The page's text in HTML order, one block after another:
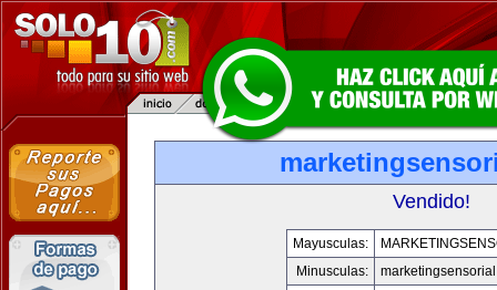
Vendido!
Mayusculas:
Minusculas: